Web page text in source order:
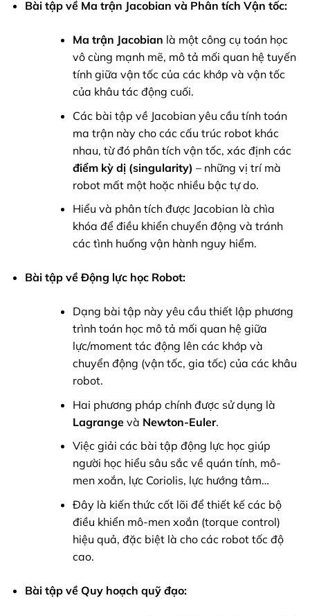
Bài tập về Ma trận Jacobian và Phân tích Vận tốc:
Ma trận Jacobian là một công cụ toán học
vô cùng mạnh mẽ, mô tả mối quan hệ tuyến
tính giữa vận tốc của các khớp và vận tốc
của khâu tác động cuối.
Các bài tập về Jacobian yêu cầu tính toán
ma trận này cho các cấu trúc robot khác
nhau, từ đó phân tích vận tốc, xác định các
điểm kỳ dị (singularity) – những vị trí mà
robot mất một hoặc nhiều bậc tự do.
Hiểu và phân tích được Jacobian là chìa
khóa để điều khiển chuyển động và tránh
các tình huống vận hành nguy hiểm.
Bài tập về Động lực học Robot:
Dạng bài tập này yêu cầu thiết lập phương
trình toán học mô tả mối quan hệ giữa
lực/moment tác động lên các khớp và
chuyển động (vận tốc, gia tốc) của các khâu
robot.
Hai phương pháp chính được sử dụng là
Lagrangevà Newton-Euler.
Việc giải các bài tập động lực học giúp
người học hiểu sâu sắc về quán tính, mô-
men xoắn, lực Coriolis, lực hướng tâm…
Đây là kiến thức cốt lõi để thiết kế các bộ
điều khiển mô-men xoắn (torque control)
hiệu quả, đặc biệt là cho các robot tốc độ
cao.
Bài tập về Quy hoạch quỹ đạo: